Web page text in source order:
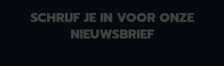
SCHRIJF JE IN VOOR ONZE
NIEUWSBRIEF